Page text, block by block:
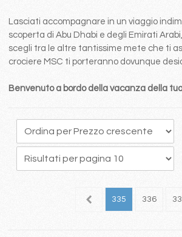
Lasciati accompagnare in un viaggio
scoperta di Abu Dhabi e degli Emirati
scegli tra le altre tantissime mete che ti
crociere MSC ti porteranno dovunque
Benvenuto a bordo della vacanza della
334 335 336